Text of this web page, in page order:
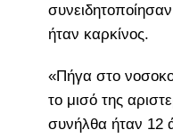
ήταν καρκίνος.
«Πήγα στο
το μισό της
συνήλθα ήταν 12